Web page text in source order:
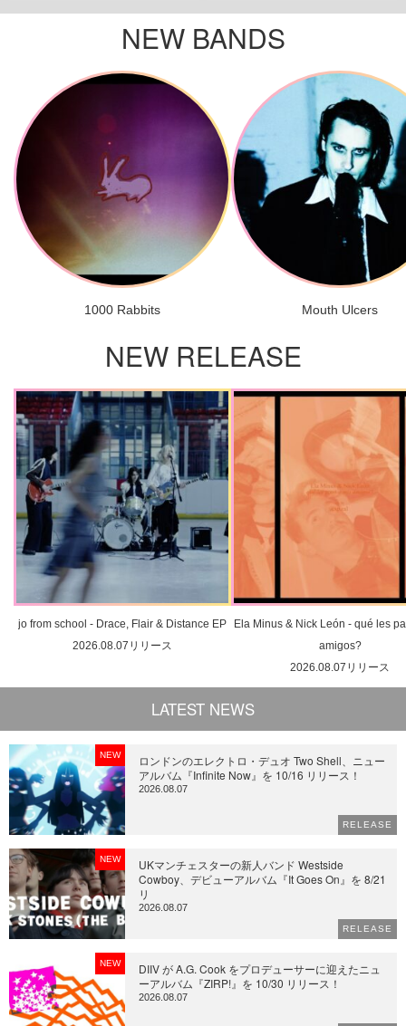
NEW BANDS
1000 Rabbits Mouth Ulcers
NEW RELEASE
jo from school - Drace, Flair & Distance EP
2026.08.07リリース
Ela Minus & Nick León - qué les
amigos?
2026.08.07リリース
LATEST NEWS
NEW
ロンドンのエレクトロ・デュオ Two Shell、ニュー
アルバム『Infinite Now』を 10/16 リリース！
2026.08.07
RELEASE
NEW
UKマンチェスターの新人バンド Westside
Cowboy、デビューアルバム『It Goes On』を 8/21
リ
2026.08.07
RELEASE
NEW
DIIV が A.G. Cook をプロデューサーに迎えたニュ
ーアルバム『ZIRP!』を 10/30 リリース！
2026.08.07